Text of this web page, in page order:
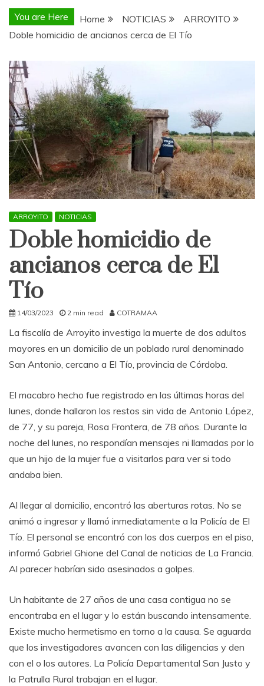
You are Here Home NOTICIAS
ARROYITO
Doble homicidio de ancianos cerca de El Tío
ARROYITO NOTICIAS
Doble homicidio de
ancianos cerca de El
Tío
14/03/2023 2 min read COTRAMAA
La fiscalía de Arroyito investiga la muerte de dos adultos
mayores en un domicilio de un poblado rural denominado
San Antonio, cercano a El Tío, provincia de Córdoba.
El macabro hecho fue registrado en las últimas horas del
lunes, donde hallaron los restos sin vida de Antonio López,
de 77, y su pareja, Rosa Frontera, de 78 años. Durante la
noche del lunes, no respondían mensajes ni llamadas por lo
que un hijo de la mujer fue a visitarlos para ver si todo
andaba bien.
Al llegar al domicilio, encontró las aberturas rotas. No se
animó a ingresar y llamó inmediatamente a la Policía de El
Tío. El personal se encontró con los dos cuerpos en el piso,
informó Gabriel Ghione del Canal de noticias de La Francia.
Al parecer habrían sido asesinados a golpes.
Un habitante de 27 años de una casa contigua no se
encontraba en el lugar y lo están buscando intensamente.
Existe mucho hermetismo en torno a la causa. Se aguarda
que los investigadores avancen con las diligencias y den
con el o los autores. La Policía Departamental San Justo y
la Patrulla Rural trabajan en el lugar.